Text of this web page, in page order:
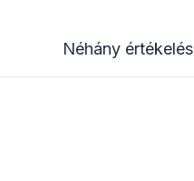
Néhány értékelés